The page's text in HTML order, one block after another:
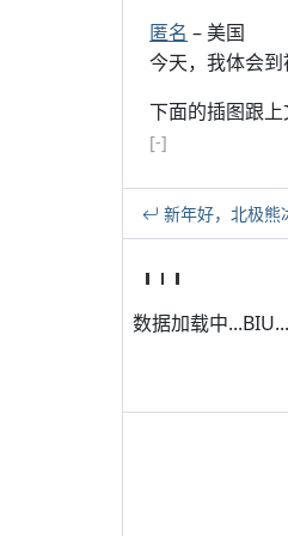
匿名 – 美国
今天，我体会
下面的插图跟上
[-]
新年好，北极熊
数据加载中